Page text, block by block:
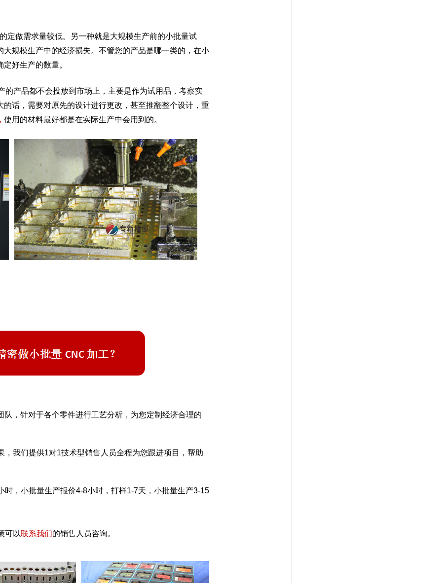
定做需求量较低。另一种就是大规模生产前的小批量试
规模生产中的经济损失。不管您的产品是哪一类的，在小
定好生产的数量。
产品都不会投放到市场上，主要是作为试用品，考察实
话，需要对原先的设计进行更改，甚至推翻整个设计，重
使用的材料最好都是在实际生产中会用到的。
，针对于各个零件进行工艺分析，为您定制经济合理的
我们提供1对1技术型销售人员全程为您跟进项目，帮助
，小批量生产报价4-8小时，打样1-7天，小批量生产3-15
可以联系我们的销售人员咨询。